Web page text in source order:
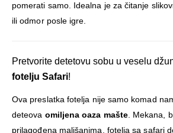
pomerati samo. Idealna je za čitanje
ili odmor posle igre.
Pretvorite detetovu sobu u veselu
fotelju Safari!
Ova preslatka fotelja nije samo komad
deteova omiljena oaza mašte. Mekana,
prilagođena mališanima, fotelja sa safari